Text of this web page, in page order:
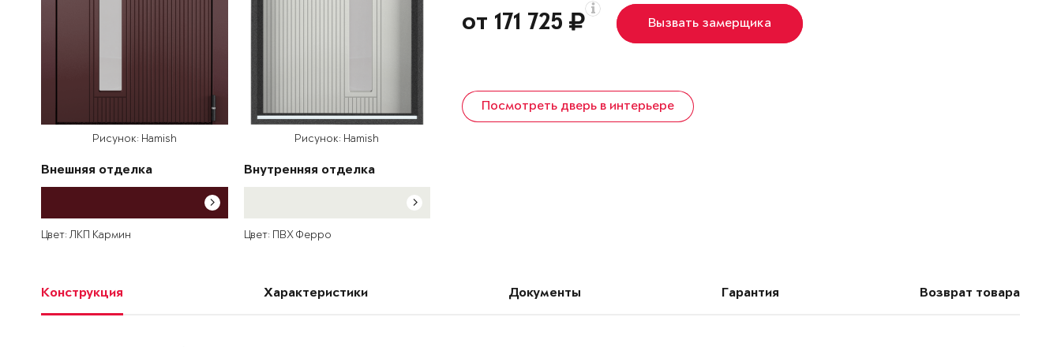
Рисунок: Hamish
Внешняя отделка
Цвет: ЛКП Кармин
Рисунок: Hamish
Внутренняя отделка
Цвет: ПВХ Ферро
от 171 725 Вызвать замерщика
Посмотреть дверь в интерьере
Конструкция Характеристики Документы Гарантия Возврат товара